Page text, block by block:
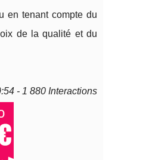
en tenant compte du
de la qualité et du
- 1 880 Interactions